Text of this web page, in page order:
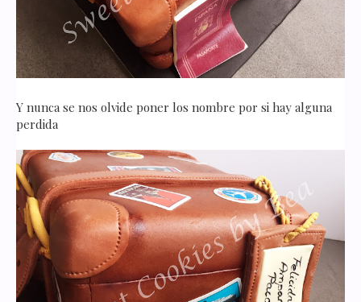
Y nunca se nos olvide poner los nombre por si hay alguna
perdida